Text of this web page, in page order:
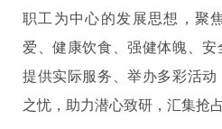
职工为中心的发展思想，聚
爱、健康饮食、强健体魄、
提供实际服务、举办多彩活
之忧，助力潜心致研，汇集抢